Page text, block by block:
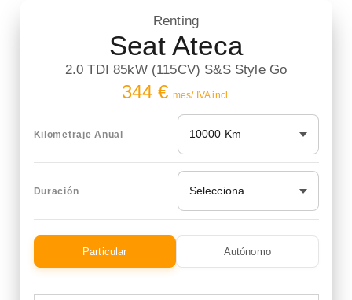
Renting
Seat Ateca
2.0 TDI 85kW (115CV) S&S Style Go
344 € mes/ IVA incl.
Kilometraje Anual 10000 Km
Duración Selecciona
Particular Autónomo